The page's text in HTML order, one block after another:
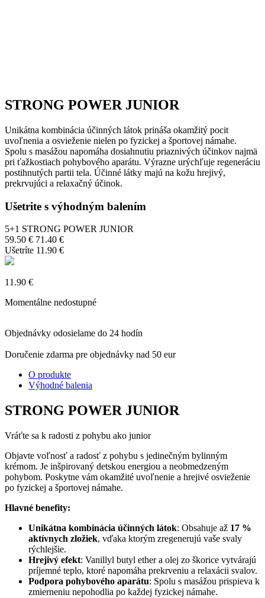
STRONG POWER JUNIOR
Unikátna kombinácia účinných látok prináša okamžitý pocit
uvoľnenia a osvieženie nielen po fyzickej a športovej námahe.
Spolu s masážou napomáha dosiahnutiu priaznivých účinkov najmä
pri ťažkostiach pohybového aparátu. Výrazne urýchľuje regeneráciu
postihnutých partii tela. Účinné látky majú na kožu hrejivý,
prekrvujúci a relaxačný účinok.
Ušetrite s výhodným balením
5+1 STRONG POWER JUNIOR
59.50 € 71.40 €
Ušetríte 11.90 €
11.90 €
Momentálne nedostupné
Objednávky odosielame do 24 hodín
Doručenie zdarma pre objednávky nad 50 eur
O produkte
Výhodné balenia
STRONG POWER JUNIOR
Vráťte sa k radosti z pohybu ako junior
Objavte voľnosť a radosť z pohybu s jedinečným bylinným
krémom. Je inšpirovaný detskou energiou a neobmedzeným
pohybom. Poskytne vám okamžité uvoľnenie a hrejivé osvieženie
po fyzickej a športovej námahe.
Hlavné benefity:
Unikátna kombinácia účinných látok: Obsahuje až 17 %
aktívnych zložiek, vďaka ktorým zregenerujú vaše svaly
rýchlejšie.
Hrejivý efekt: Vanillyl butyl ether a olej zo škorice vytvárajú
príjemné teplo, ktoré napomáha prekrveniu a relaxácii svalov.
Podpora pohybového aparátu: Spolu s masážou prispieva k
zmierneniu nepohodlia po každej fyzickej námahe.